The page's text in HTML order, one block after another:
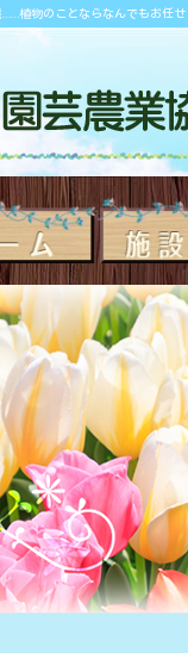
……植物のことならなんでもお